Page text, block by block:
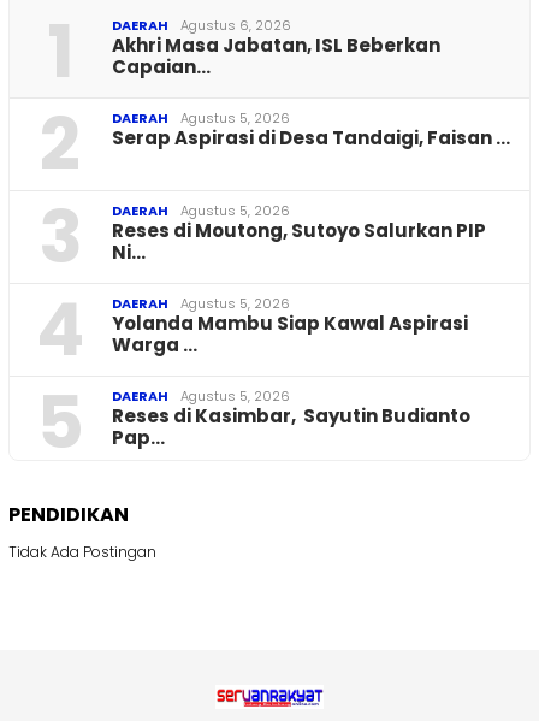
1 DAERAH Agustus 6, 2026
Akhri Masa Jabatan, ISL Beberkan
Capaian…
2 DAERAH Agustus 5, 2026
Serap Aspirasi di Desa Tandaigi, Faisan …
3 DAERAH Agustus 5, 2026
Reses di Moutong, Sutoyo Salurkan PIP
Ni…
4 DAERAH Agustus 5, 2026
Yolanda Mambu Siap Kawal Aspirasi
Warga …
5 DAERAH Agustus 5, 2026
Reses di Kasimbar, Sayutin Budianto
Pap…
PENDIDIKAN
Tidak Ada Postingan